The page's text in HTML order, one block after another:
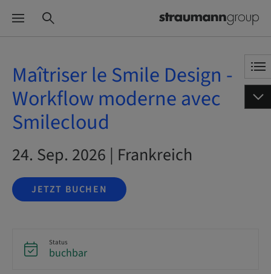
Maîtriser le Smile Design -
Workflow moderne avec
Smilecloud
24. Sep. 2026 | Frankreich
JETZT BUCHEN
Status
buchbar